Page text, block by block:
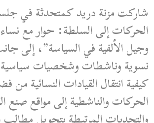
شاركت مزنة دريد كمتحدثة في
الحركات إلى السلطة: حوار مع
وجيل الألفية في السياسة”، إلى
نسوية وناشطات وشخصيات سياسية.
كيفية انتقال القيادات النسائية من
الحركات والناشطية إلى مواقع صنع